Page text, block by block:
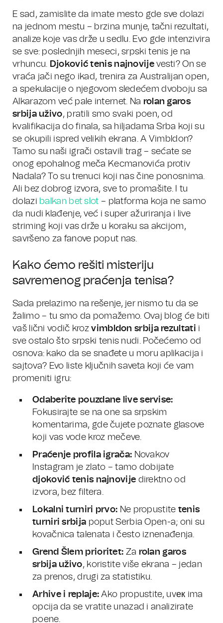
E sad, zamislite da imate mesto gde sve dolazi
na jednom mestu – brzina munje, tačni rezultati,
analize koje vas drže u sedlu. Evo gde intenzivira
se sve: poslednjih meseci, srpski tenis je na
vrhuncu. Djoković tenis najnovijevesti? On se
vraća jači nego ikad, trenira za Australijan open,
a spekulacije o njegovom sledećem dvoboju sa
Alkarazom već pale internet. Na rolan garos
srbija uživo, pratili smo svaki poen, od
kvalifikacija do finala, sa hiljadama Srba koji su
se okupili ispred velikih ekrana. A Vimbldon?
Tamo su naši igrači ostavili trag – sećate se
onog epohalnog meča Kecmanovića protiv
Nadala? To su trenuci koji nas čine ponosnima.
Ali bez dobrog izvora, sve to promašite. I tu
dolazi balkan bet slot – platforma koja ne samo
da nudi klađenje, već i super ažuriranja i live
striming koji vas drže u koraku sa akcijom,
savršeno za fanove poput nas.
Kako ćemo rešiti misteriju
savremenog praćenja tenisa?
Sada prelazimo na rešenje, jer nismo tu da se
žalimo – tu smo da pomažemo. Ovaj blog će biti
vaš lični vodič krozvimbldon srbija rezultati i
sve ostalo što srpski tenis nudi. Počećemo od
osnova: kako da se snađete u moru aplikacija i
sajtova? Evo liste ključnih saveta koji će vam
promeniti igru:
Odaberite pouzdane live servise:
Fokusirajte se na one sa srpskim
komentarima, gde čujete poznate glasove
koji vas vode kroz mečeve.
Praćenje profila igrača: Novakov
Instagram je zlato – tamo dobijate
djoković tenis najnovije direktno od
izvora, bez filtera.
Lokalni turniri prvo: Ne propustite tenis
turniri srbija poput Serbia Open-a; oni su
kovačnica talenata i često iznenađenja.
Grend Šlem prioritet: Za rolan garos
srbija uživo, koristite više ekrana – jedan
za prenos, drugi za statistiku.
Arhive i replaje: Ako propustite, uvек ima
opcija da se vratite unazad i analizirate
poene.